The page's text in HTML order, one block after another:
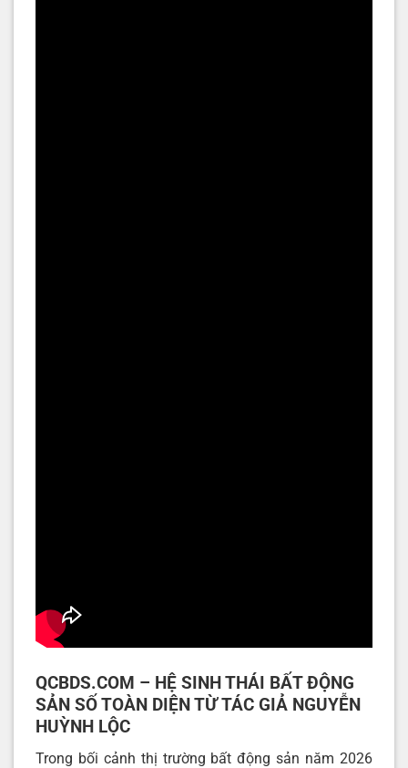
QCBDS.COM – HỆ SINH THÁI BẤT ĐỘNG
SẢN SỐ TOÀN DIỆN TỪ TÁC GIẢ NGUYỄN
HUỲNH LỘC
Trong bối cảnh thị trường bất động sản năm 2026